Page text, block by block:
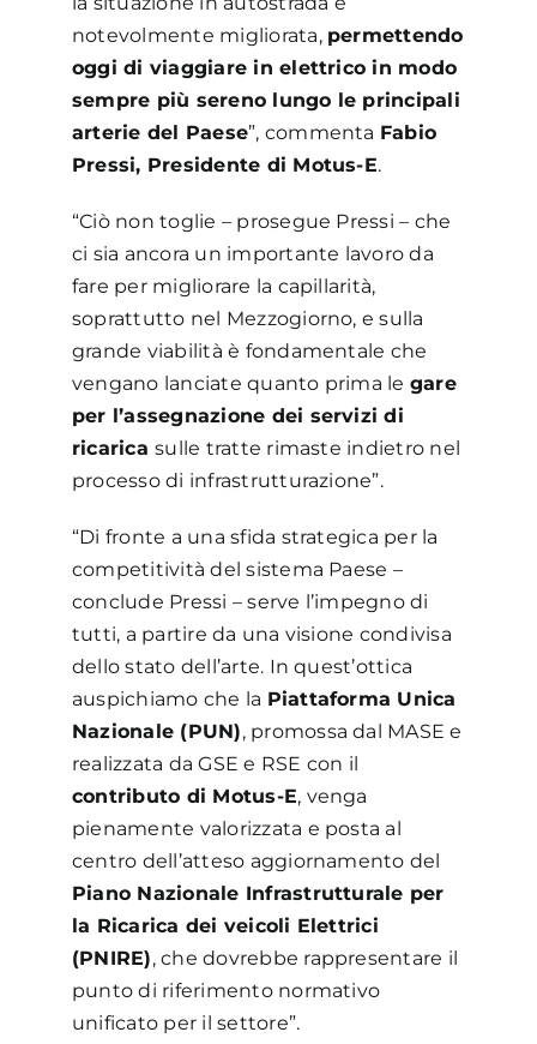
notevolmente migliorata, permettendo
oggi di viaggiare in elettrico in modo
sempre più sereno lungo le principali
arterie del Paese”, commenta Fabio
Pressi, Presidente di Motus-E.
“Ciò non toglie – prosegue Pressi – che
ci sia ancora un importante lavoro da
fare per migliorare la capillarità,
soprattutto nel Mezzogiorno, e sulla
grande viabilità è fondamentale che
vengano lanciate quanto prima le gare
per l’assegnazione dei servizi di
ricaricasulle tratte rimaste indietro nel
processo di infrastrutturazione”.
“Di fronte a una sfida strategica per la
competitività del sistema Paese –
conclude Pressi – serve l’impegno di
tutti, a partire da una visione condivisa
dello stato dell’arte. In quest’ottica
auspichiamo che la Piattaforma Unica
Nazionale (PUN), promossa dal MASE e
realizzata da GSE e RSE con il
contributo di Motus-E, venga
pienamente valorizzata e posta al
centro dell’atteso aggiornamento del
Piano Nazionale Infrastrutturale per
la Ricarica dei veicoli Elettrici
(PNIRE), che dovrebbe rappresentare il
punto di riferimento normativo
unificato per il settore”.